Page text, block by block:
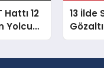
12
Yolcu
13 İlde